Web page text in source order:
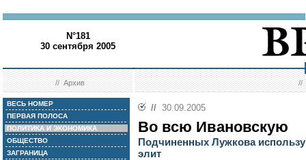
N°181
30 сентября 2005
//Архив //
ВЕСЬ НОМЕР
ПЕРВАЯ ПОЛОСА
ПОЛИТИКА И ЭКОНОМИКА
ОБЩЕСТВО
ЗАГРАНИЦА
// 30.09.2005
Во всю Ивановскую
Подчиненных Лужкова
элит